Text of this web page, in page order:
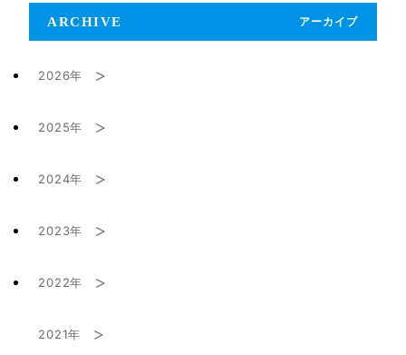
ARCHIVE アーカイブ
2026年
2月 (1)
2025年
9月 (1)
8月 (1)
2024年
10月 (1)
9月 (1)
7月 (1)
2023年
7月 (2)
5月 (1)
2022年
4月 (1)
2021年